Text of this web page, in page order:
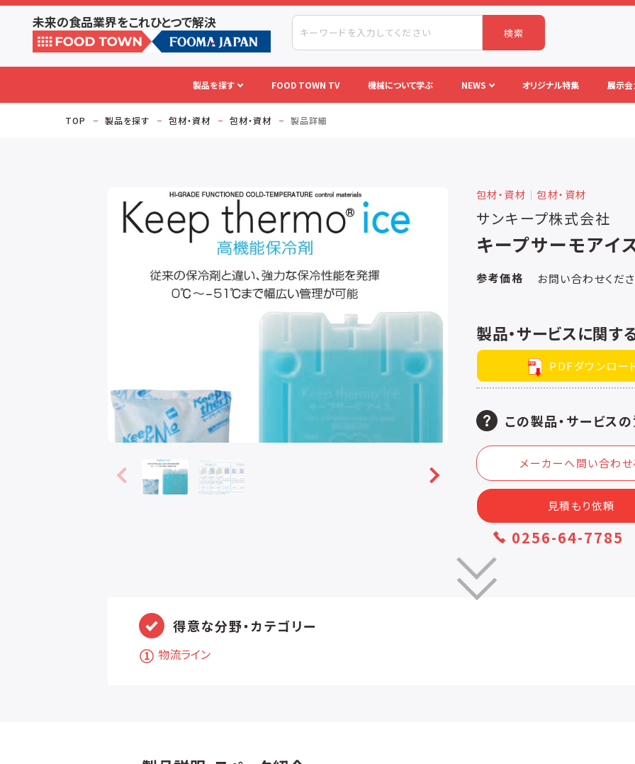
未来の食品業界をこれひとつで解決
検索
製品を探す FOOD TOWN TV 機械について学ぶ NEWS オリジナル特集 展示会
TOP 製品を探す 包材・資材 包材・資材 製品詳細
包材・資材 │包材・資材
サンキープ株式会社
キープサーモアイ
参考価格 お問い合わせくだ
製品・サービスに関す
PDFダウンロー
この製品・サービス
メーカーへ問い合わせ
見積もり依頼
0256-64-7785
得意な分野・カテゴリー
物流ライン